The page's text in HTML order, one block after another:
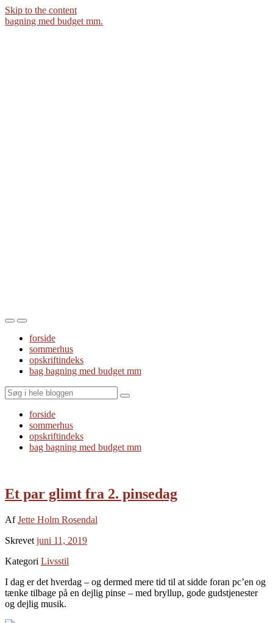
Skip to the content
bagning med budget mm.
Toggle
mobile
menu
Toggle
the
search
field
forside
sommerhus
opskriftindeks
bag bagning med budget mm
Search
forside
sommerhus
opskriftindeks
bag bagning med budget mm
Et par glimt fra 2. pinsedag
AfJette Holm Rosendal
Skrevet juni 11, 2019
Kategori Livsstil
I dag er det hverdag – og dermed mere tid til at sidde foran pc’en og
tænke tilbage på en dejlig pinse – med bryllup, gode gudstjenester
og dejlig musik.